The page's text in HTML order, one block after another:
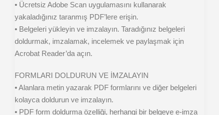
• Ücretsiz Adobe Scan uygulamasını kullanarak
yakaladığınız taranmış PDF’lere erişin.
• Belgeleri yükleyin ve imzalayın. Taradığınız belgeleri
doldurmak, imzalamak, incelemek ve paylaşmak için
Acrobat Reader’da açın.
FORMLARI DOLDURUN VE İMZALAYIN
• Alanlara metin yazarak PDF formlarını ve diğer belgeleri
kolayca doldurun ve imzalayın.
• PDF form doldurma özelliği, herhangi bir belgeye e-imza